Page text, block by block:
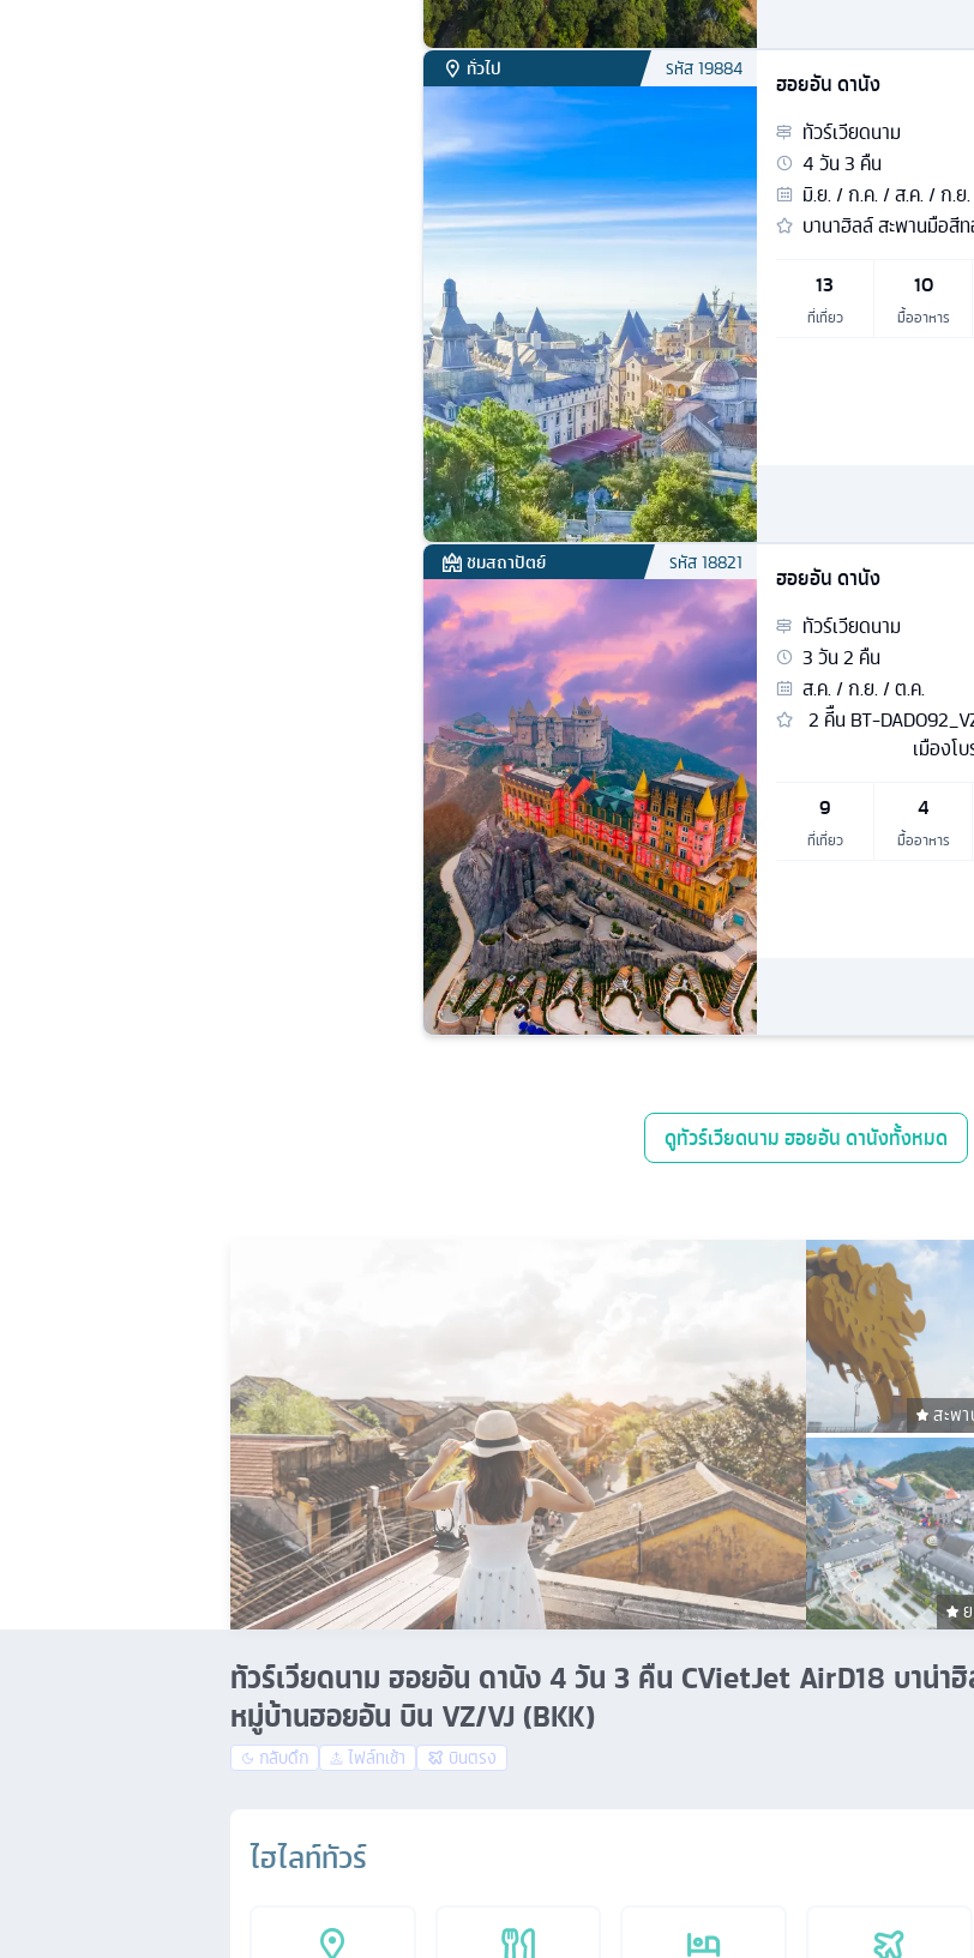
ทั่วไป รหัส19884
ฮอยอัน ดานัง
ทัวร์เวียดนาม
4วัน3 คืน
มิ.ย. / ก.ค. / ส.ค. / ก.ย.
บานาฮิลล์ สะพานมือสี
13
ที่เที่ยว
10
มื้ออาหาร
ชมสถาปัตย์ รหัส18821
ฮอยอัน ดานัง
ทัวร์เวียดนาม
3วัน2 คืน
ส.ค. / ก.ย. / ต.ค.
2 คีืน BT-
เมืองโ
9
ที่เที่ยว
4
มื้ออาหาร
ดูทัวร์เวียดนาม ฮอยอัน ดานังทั้งหมด
สะพ
ทัวร์เวียดนาม ฮอยอัน ดานัง 4 วัน 3 คืน CVietJet AirD18 บาน่า
หมู่บ้านฮอยอัน บิน VZ/VJ (BKK)
กลับดึก ไฟล์ทเช้า บินตรง
ไฮไลท์ทัวร์